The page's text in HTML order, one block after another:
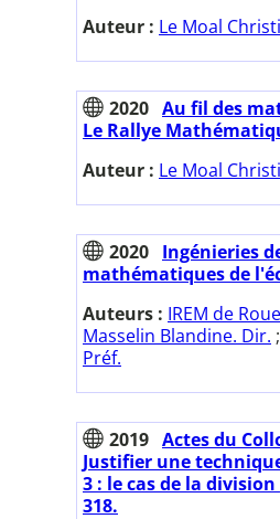
Auteur : Le Moal
2020 Au fil des
Le Rallye
Auteur : Le Moal
2020 Ingénieries
mathématiques de
Auteurs : IREM de
Masselin Blandine. Dir. ;
Préf.
2019 Actes du
Justifier une
3 : le cas de la
318.